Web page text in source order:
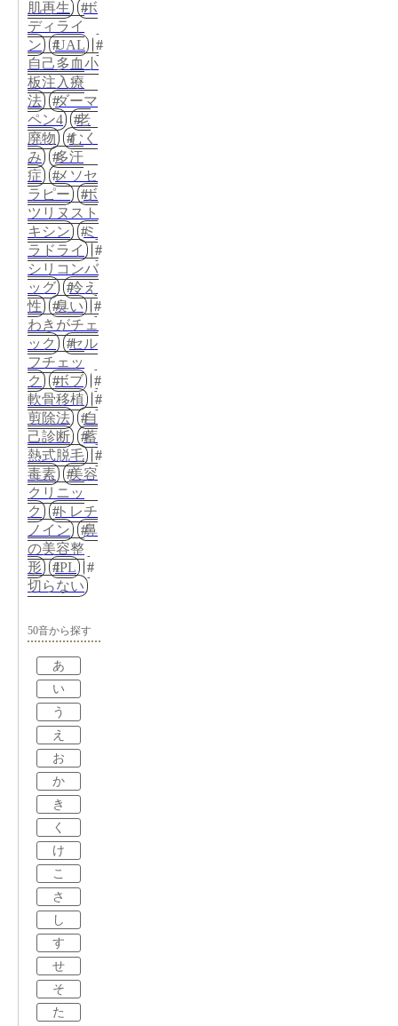
肌再生
ボ
ディライ
ン
UAL
自己多血小
板注入療
法
ダーマ
ペン4
老
廃物
むく
み
多汗
症
メソセ
ラピー
ボ
ツリヌスト
キシン
ミ
ラドライ
シリコンバ
ッグ
冷え
性
臭い
わきがチェ
ック
セル
フチェッ
ク
ボブ
軟骨移植
剪除法
自
己診断
蓄
熱式脱毛
毒素
美容
クリニッ
ク
トレチ
ノイン
鼻
の美容整
形
IPL
切らない
50音から探す
あ
い
う
え
お
か
き
く
け
こ
さ
し
す
せ
そ
た